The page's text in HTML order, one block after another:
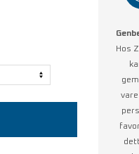
Hos
vare